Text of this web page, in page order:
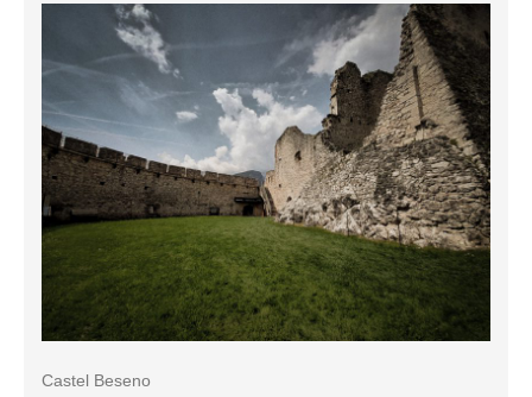
Castel Beseno